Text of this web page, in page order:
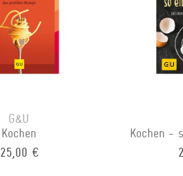
G&U
Kochen
25,00 €
Kochen -